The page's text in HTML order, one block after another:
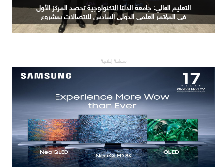
التعليم العالي: جامعة الدلتا التكنولوجية تحصد المركز الأول
في المؤتمر العلمي الدولي السادس للاتصالات بمشروع
يوظف الذكاء الاصطناعي لتطوير صناعة الكتان
مساحة إعلانية